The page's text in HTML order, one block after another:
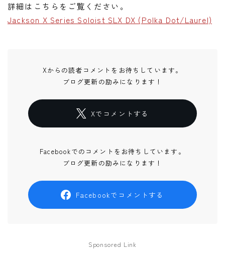
詳細はこちらをご覧ください。
Jackson X Series Soloist SLX DX (Polka Dot/Laurel)
Xからの読者コメントをお待ちしています。
ブログ更新の励みになります！
Xでコメントする
Facebookでのコメントをお待ちしています。
ブログ更新の励みになります！
Facebookでコメントする
Sponsored Link